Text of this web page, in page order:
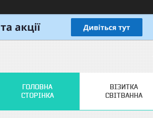
ГОЛОВНА
СТОРІНКА
ВІЗИТКА
СВІТВАННА